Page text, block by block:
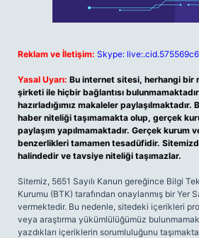
Reklam ve İletişim: Skype:
Yasal Uyarı: Bu internet sitesi, herhangi bir
şirketi ile hiçbir bağlantısı
hazırladığımız makaleler
haber niteliği taşımamakta olup, gerçek
paylaşım yapılmamaktadır. Gerçek kurum
benzerlikleri tamamen tesadüfidir.
halindedir ve tavsiye niteliği taşımazlar.
Sitemiz, 5651 Sayılı Kanun gereğince Bilgi
Kurumu (BTK) tarafından onaylanmış bir Yer
vermektedir. Bu nedenle, sitedeki içerikleri
veya araştırma yükümlülüğümüz
yazdıkları içeriklerin sorumluluğunu